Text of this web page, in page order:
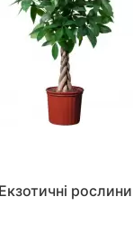
Екзотичні рослини